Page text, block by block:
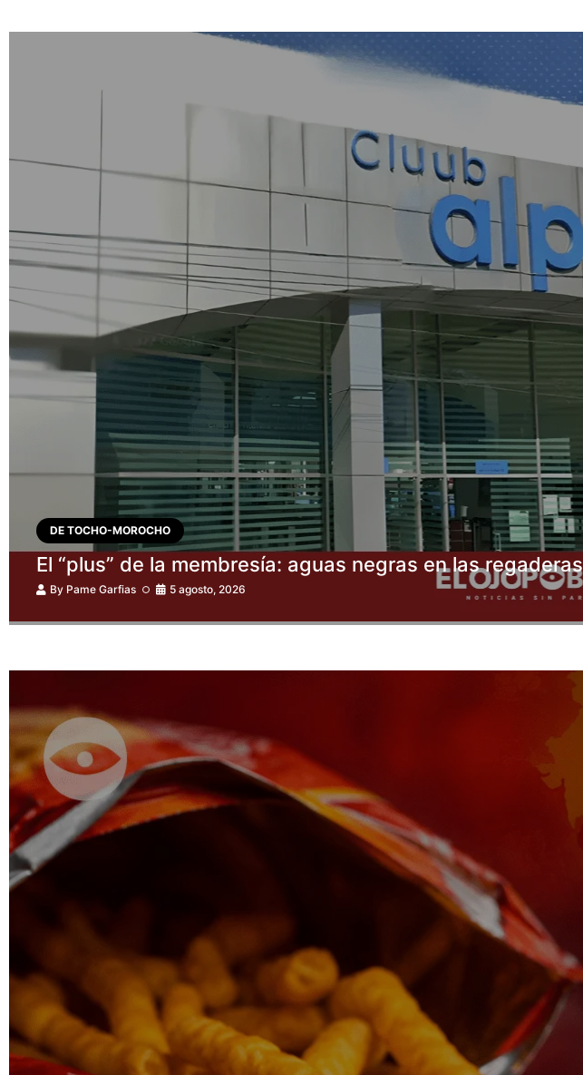
DE TOCHO-MOROCHO
El “plus” de la membresía: aguas negras en las regaderas
By Pame Garfias 5 agosto, 2026